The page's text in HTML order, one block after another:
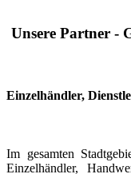
Unsere Partner -
Einzelhändler,
Im gesamten
Einzelhändler,